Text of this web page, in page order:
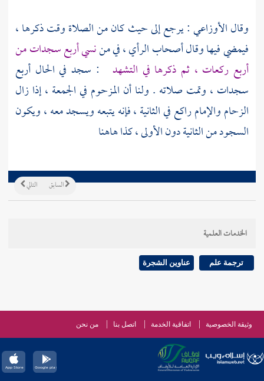
وقالالأوزاعي: يرجع إلى حيث كان من الصلاة وقت ذكرها ،
فيمضي فيها وقال أصحاب الرأي ، في مننسي أربع سجدات من
أربع ركعات ، ثم ذكرها في التشهد
: سجد في الحال أربع
سجدات ، وتمت صلاته . ولنا أن المزحوم في الجمعة ، إذا زال
الزحام والإمام راكع في الثانية ، فإنه يتبعه ويسجد معه ، ويكون
السجود من الثانية دون الأولى ، كذا هاهنا
التالي السابق
الخدمات العلمية
ترجمة علم عناوين الشجرة
وثيقة الخصوصية اتفاقية الخدمة اتصل بنا من نحن